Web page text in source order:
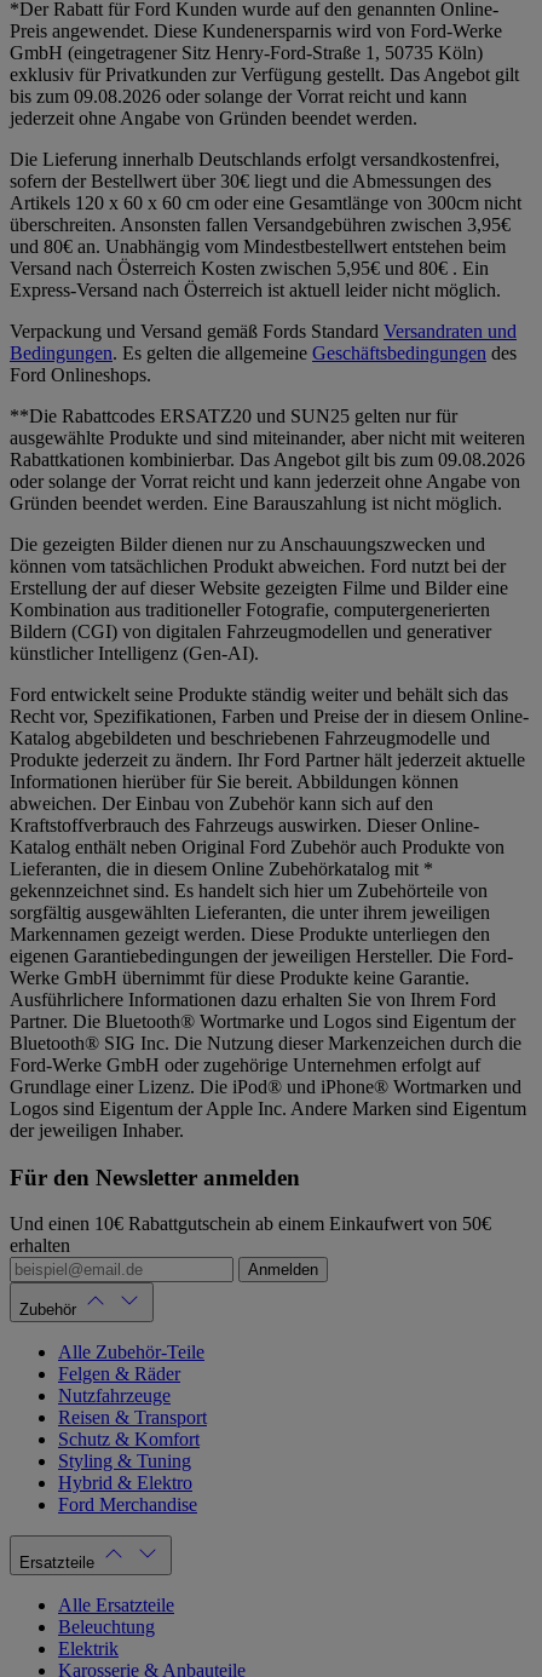
*Der Rabatt für Ford Kunden wurde auf den genannten Online-
Preis angewendet. Diese Kundenersparnis wird von Ford-Werke
GmbH (eingetragener Sitz Henry-Ford-Straße 1, 50735 Köln)
exklusiv für Privatkunden zur Verfügung gestellt. Das Angebot gilt
bis zum 09.08.2026 oder solange der Vorrat reicht und kann
jederzeit ohne Angabe von Gründen beendet werden.
Die Lieferung innerhalb Deutschlands erfolgt versandkostenfrei,
sofern der Bestellwert über 30€ liegt und die Abmessungen des
Artikels 120 x 60 x 60 cm oder eine Gesamtlänge von 300cm nicht
überschreiten. Ansonsten fallen Versandgebühren zwischen 3,95€
und 80€ an. Unabhängig vom Mindestbestellwert entstehen beim
Versand nach Österreich Kosten zwischen 5,95€ und 80€ . Ein
Express-Versand nach Österreich ist aktuell leider nicht möglich.
Verpackung und Versand gemäß Fords Standard Versandraten und
Bedingungen. Es gelten die allgemeine Geschäftsbedingungen des
Ford Onlineshops.
**Die Rabattcodes ERSATZ20 und SUN25 gelten nur für
ausgewählte Produkte und sind miteinander, aber nicht mit weiteren
Rabattkationen kombinierbar. Das Angebot gilt bis zum 09.08.2026
oder solange der Vorrat reicht und kann jederzeit ohne Angabe von
Gründen beendet werden. Eine Barauszahlung ist nicht möglich.
Die gezeigten Bilder dienen nur zu Anschauungszwecken und
können vom tatsächlichen Produkt abweichen. Ford nutzt bei der
Erstellung der auf dieser Website gezeigten Filme und Bilder eine
Kombination aus traditioneller Fotografie, computergenerierten
Bildern (CGI) von digitalen Fahrzeugmodellen und generativer
künstlicher Intelligenz (Gen-AI).
Ford entwickelt seine Produkte ständig weiter und behält sich das
Recht vor, Spezifikationen, Farben und Preise der in diesem Online-
Katalog abgebildeten und beschriebenen Fahrzeugmodelle und
Produkte jederzeit zu ändern. Ihr Ford Partner hält jederzeit aktuelle
Informationen hierüber für Sie bereit. Abbildungen können
abweichen. Der Einbau von Zubehör kann sich auf den
Kraftstoffverbrauch des Fahrzeugs auswirken. Dieser Online-
Katalog enthält neben Original Ford Zubehör auch Produkte von
Lieferanten, die in diesem Online Zubehörkatalog mit *
gekennzeichnet sind. Es handelt sich hier um Zubehörteile von
sorgfältig ausgewählten Lieferanten, die unter ihrem jeweiligen
Markennamen gezeigt werden. Diese Produkte unterliegen den
eigenen Garantiebedingungen der jeweiligen Hersteller. Die Ford-
Werke GmbH übernimmt für diese Produkte keine Garantie.
Ausführlichere Informationen dazu erhalten Sie von Ihrem Ford
Partner. Die Bluetooth® Wortmarke und Logos sind Eigentum der
Bluetooth® SIG Inc. Die Nutzung dieser Markenzeichen durch die
Ford-Werke GmbH oder zugehörige Unternehmen erfolgt auf
Grundlage einer Lizenz. Die iPod® und iPhone® Wortmarken und
Logos sind Eigentum der Apple Inc. Andere Marken sind Eigentum
der jeweiligen Inhaber.
Für den Newsletter anmelden
Und einen 10€ Rabattgutschein ab einem Einkaufwert von 50€
erhalten
Anmelden
Zubehör
Alle Zubehör-Teile
Felgen & Räder
Nutzfahrzeuge
Reisen & Transport
Schutz & Komfort
Styling & Tuning
Hybrid & Elektro
Ford Merchandise
Ersatzteile
Alle Ersatzteile
Beleuchtung
Elektrik
Karosserie & Anbauteile